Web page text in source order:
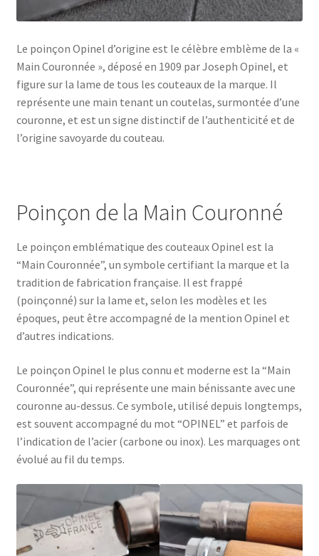
Le poinçon Opinel d’origine est le célèbre emblème de la «
Main Couronnée », déposé en 1909 par Joseph Opinel, et
figure sur la lame de tous les couteaux de la marque. Il
représente une main tenant un coutelas, surmontée d’une
couronne, et est un signe distinctif de l’authenticité et de
l’origine savoyarde du couteau.
Poinçon de la Main Couronné
Le poinçon emblématique des couteaux Opinel est la
“Main Couronnée”, un symbole certifiant la marque et la
tradition de fabrication française. Il est frappé
(poinçonné) sur la lame et, selon les modèles et les
époques, peut être accompagné de la mention Opinel et
d’autres indications.
Le poinçon Opinel le plus connu et moderne est la “Main
Couronnée”, qui représente une main bénissante avec une
couronne au-dessus. Ce symbole, utilisé depuis longtemps,
est souvent accompagné du mot “OPINEL” et parfois de
l’indication de l’acier (carbone ou inox). Les marquages ont
évolué au fil du temps.